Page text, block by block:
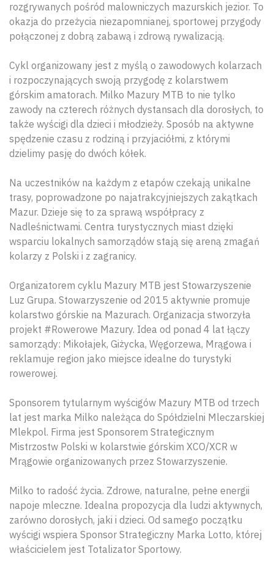
rozgrywanych pośród malowniczych mazurskich jezior. To
okazja do przeżycia niezapomnianej, sportowej przygody
połączonej z dobrą zabawą i zdrową rywalizacją.
Cykl organizowany jest z myślą o zawodowych kolarzach
i rozpoczynających swoją przygodę z kolarstwem
górskim amatorach. Milko Mazury MTB to nie tylko
zawody na czterech różnych dystansach dla dorosłych, to
także wyścigi dla dzieci i młodzieży. Sposób na aktywne
spędzenie czasu z rodziną i przyjaciółmi, z którymi
dzielimy pasję do dwóch kółek.
Na uczestników na każdym z etapów czekają unikalne
trasy, poprowadzone po najatrakcyjniejszych zakątkach
Mazur. Dzieje się to za sprawą współpracy z
Nadleśnictwami. Centra turystycznych miast dzięki
wsparciu lokalnych samorządów stają się areną zmagań
kolarzy z Polski i z zagranicy.
Organizatorem cyklu Mazury MTB jest Stowarzyszenie
Luz Grupa. Stowarzyszenie od 2015 aktywnie promuje
kolarstwo górskie na Mazurach. Organizacja stworzyła
projekt #Rowerowe Mazury. Idea od ponad 4 lat łączy
samorządy: Mikołajek, Giżycka, Węgorzewa, Mrągowa i
reklamuje region jako miejsce idealne do turystyki
rowerowej.
Sponsorem tytularnym wyścigów Mazury MTB od trzech
lat jest marka Milko należąca do Spółdzielni Mleczarskiej
Mlekpol. Firma jest Sponsorem Strategicznym
Mistrzostw Polski w kolarstwie górskim XCO/XCR w
Mrągowie organizowanych przez Stowarzyszenie.
Milko to radość życia. Zdrowe, naturalne, pełne energii
napoje mleczne. Idealna propozycja dla ludzi aktywnych,
zarówno dorosłych, jaki i dzieci. Od samego początku
wyścigi wspiera Sponsor Strategiczny Marka Lotto, której
właścicielem jest Totalizator Sportowy.